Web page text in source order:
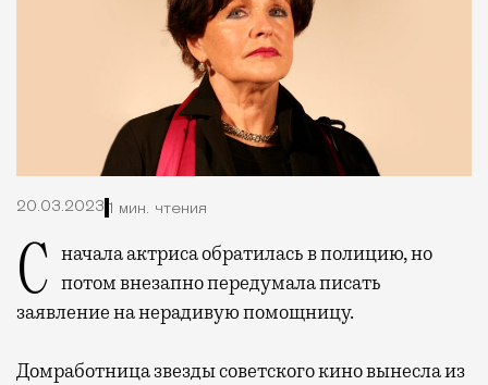
20.03.2023 1 мин. чтения
Сначала актриса обратилась в полицию, но потом внезапно передумала писать
заявление на нерадивую помощницу.
Домработница звезды советского кино вынесла из